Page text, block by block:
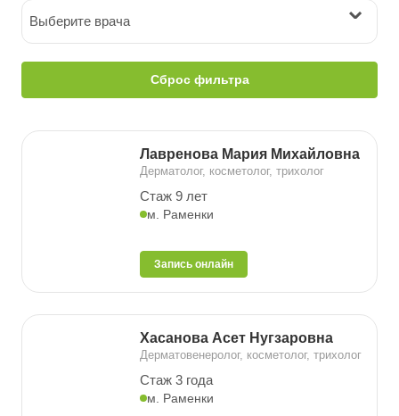
Выберите врача
Сброс фильтра
Лавренова Мария Михайловна
Дерматолог, косметолог, трихолог
Стаж 9 лет
м. Раменки
Запись онлайн
Хасанова Асет Нугзаровна
Дерматовенеролог, косметолог, трихолог
Стаж 3 года
м. Раменки